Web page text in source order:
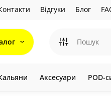
Відгуки Блог
Аксесуари POD-